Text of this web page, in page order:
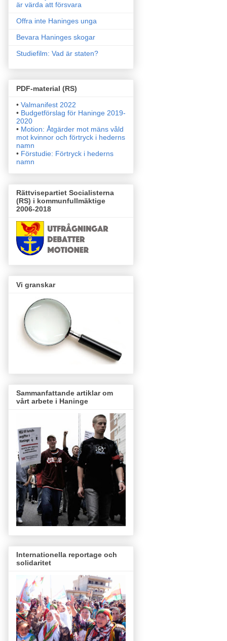
är värda att försvara
Offra inte Haninges unga
Bevara Haninges skogar
Studiefilm: Vad är staten?
PDF-material (RS)
• Valmanifest 2022
• Budgetförslag för Haninge 2019-
2020
• Motion: Åtgärder mot mäns våld
mot kvinnor och förtryck i hederns
namn
• Förstudie: Förtryck i hederns
namn
Rättvisepartiet Socialisterna
(RS) i kommunfullmäktige
2006-2018
Vi granskar
Sammanfattande artiklar om
vårt arbete i Haninge
Internationella reportage och
solidaritet